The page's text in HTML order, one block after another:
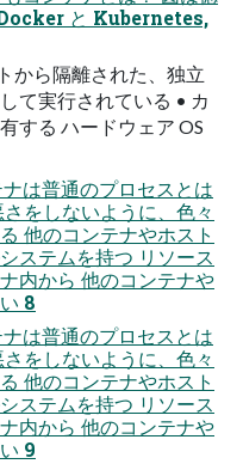
と Kubernetes,
から隔離された、独⽴
て実⾏されている • カ
する ハードウェア OS
は普通のプロセスとは
をしないように、⾊々
他のコンテナやホスト
ステムを持つ リソース
内から 他のコンテナや
8
は普通のプロセスとは
をしないように、⾊々
他のコンテナやホスト
ステムを持つ リソース
内から 他のコンテナや
9